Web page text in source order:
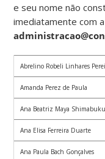
e seu nome não
imediatamente com
Abrelino Robeli Linhares
Amanda Perez de Paula
Ana Beatriz Maya
Ana Elisa Ferreira Duarte
Ana Paula Bach Gonçalves